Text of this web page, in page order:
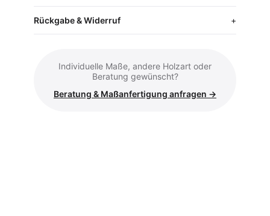
Rückgabe & Widerruf
Individuelle Maße, andere Holzart oder
Beratung gewünscht?
Beratung & Maßanfertigung anfragen →